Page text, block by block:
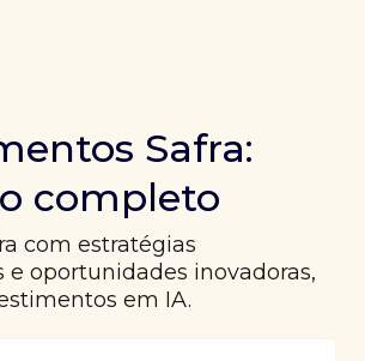
Safra:
completo
com estratégias
e oportunidades inovadoras,
em IA.